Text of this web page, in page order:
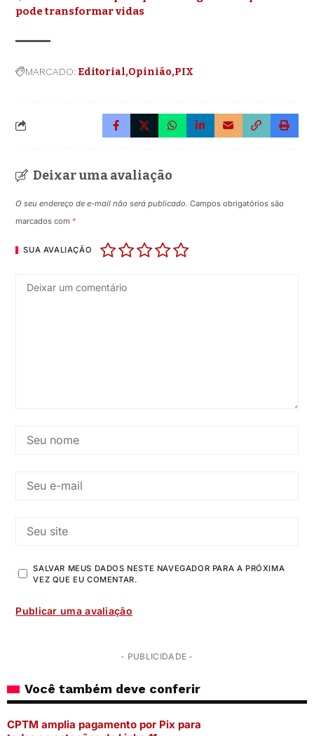
pode transformar vidas
MARCADO: Editorial Opinião PIX
Deixar uma avaliação
O seu endereço de e-mail não será publicado. Campos obrigatórios são
marcados com*
SUA AVALIAÇÃO
SALVAR MEUS DADOS NESTE NAVEGADOR PARA A PRÓXIMA
VEZ QUE EU COMENTAR.
- PUBLICIDADE -
Você também deve conferir
CPTM amplia pagamento por Pix para